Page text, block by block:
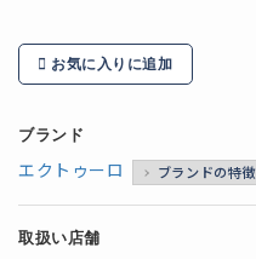
お気に入りに追加
ブランド
エクトゥーロ ブランドの特徴
取扱い店舗